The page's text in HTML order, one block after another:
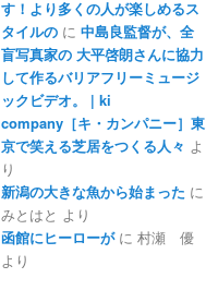
す！より多くの人が楽しめるス
タイルの に 中島良監督が、全
盲写真家の 大平啓朗さんに協力
して作るバリアフリーミュージ
ックビデオ。 | ki
company［キ・カンパニー］東
京で笑える芝居をつくる人々 よ
り
新潟の大きな魚から始まった に
みとはと より
函館にヒーローがに 村瀬 優
より